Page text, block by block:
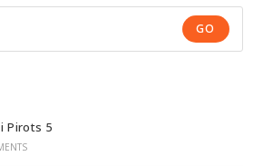
GO
Pirots 5